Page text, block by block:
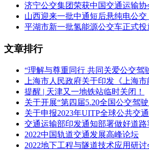
济宁公交集团荣获中国交通运输
山西迎来一批中通短后悬纯电公交
平湖市新一批氢能源公交车正式投
文章排行
“理解与尊重同行 共同关爱公交驾
上海市人民政府关于印发《上海
提醒 | 天津又一地铁站临时关闭！
关于开展“第四届5.20全国公交驾
关于申报2023年UITP全球公共交
交通运输部印发通知部署做好道
2022中国轨道交通发展高峰论坛
2022地下工程与隧道技术应用研讨